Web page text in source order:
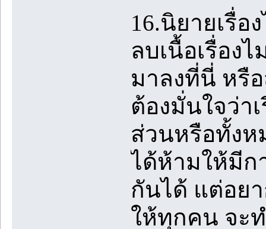
16.นิยายเรื่
ลบเนื้อเรื่อง
มาลงที่นี่ หรื
ต้องมั่นใจว่า
ส่วนหรือทั้งห
ได้ห้ามให้มีก
กันได้ แต่อยา
ให้ทุกคน จะ